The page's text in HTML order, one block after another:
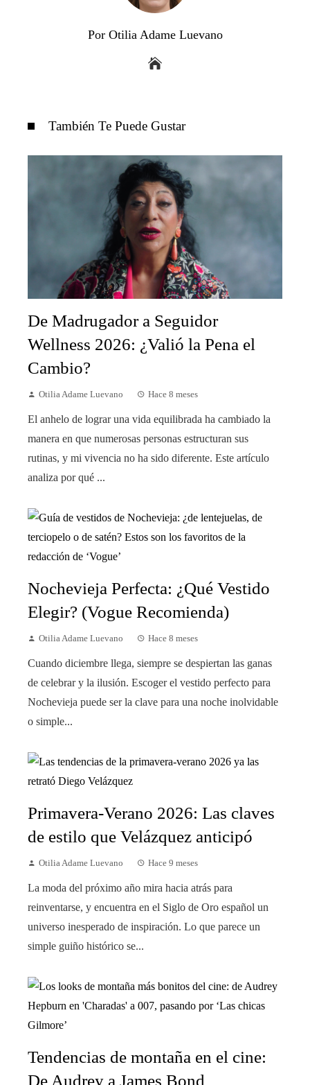
Por Otilia Adame Luevano
También Te Puede Gustar
De Madrugador a Seguidor
Wellness 2026: ¿Valió la Pena el
Cambio?
Otilia Adame Luevano Hace 8 meses
El anhelo de lograr una vida equilibrada ha cambiado la
manera en que numerosas personas estructuran sus
rutinas, y mi vivencia no ha sido diferente. Este artículo
analiza por qué ...
Nochevieja Perfecta: ¿Qué Vestido
Elegir? (Vogue Recomienda)
Otilia Adame Luevano Hace 8 meses
Cuando diciembre llega, siempre se despiertan las ganas
de celebrar y la ilusión. Escoger el vestido perfecto para
Nochevieja puede ser la clave para una noche inolvidable
o simple...
Primavera-Verano 2026: Las claves
de estilo que Velázquez anticipó
Otilia Adame Luevano Hace 9 meses
La moda del próximo año mira hacia atrás para
reinventarse, y encuentra en el Siglo de Oro español un
universo inesperado de inspiración. Lo que parece un
simple guiño histórico se...
Tendencias de montaña en el cine:
De Audrey a James Bond